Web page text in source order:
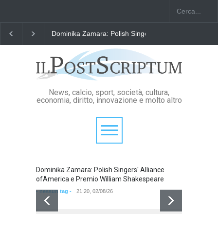
Dominika Zamara: Polish Singers' Alliance ofAmerica
News, calcio, sport, società, cultura,
economia, diritto, innovazione e molto altro
Dominika Zamara: Polish Singers' Alliance
ofAmerica e Premio William Shakespeare
- nessun tag - 21:20, 02/08/26